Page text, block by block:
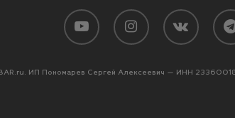
youtube instagram vk
ИП Пономарев Сергей Алексеевич — ИНН